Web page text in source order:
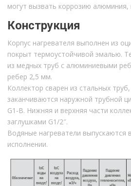
могут вызвать коррозию алюминия,
Конструкция
Корпус нагревателя выполнен из
покрыт термоустойчивой эмалью.
из медных труб с алюминиевыми
ребер 2,5 мм.
Коллектор сварен из стальных
заканчиваются наружной трубной
G1-B. Нижняя и верхняя части
заглушками G1/2″.
Водяные нагреватели выпускаются
исполнении.